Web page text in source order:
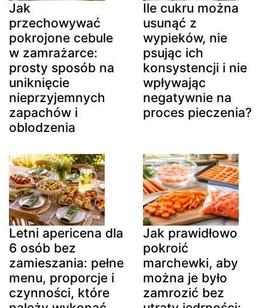
Jak
przechowywać
pokrojone cebule
w zamrażarce:
prosty sposób na
uniknięcie
nieprzyjemnych
zapachów i
oblodzenia
Ile cukru można
usunąć z
wypieków, nie
psując ich
konsystencji i nie
wpływając
negatywnie na
proces pieczenia?
Letni apericena dla
6 osób bez
zamieszania: pełne
menu, proporcje i
czynności, które
Jak prawidłowo
pokroić
marchewki, aby
można je było
zamrozić bez